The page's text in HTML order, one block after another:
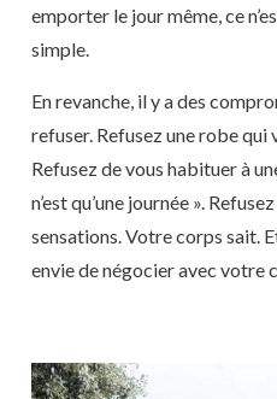
emporter le jour même, ce
simple.
En revanche, il y a des
refuser. Refusez une robe qui
Refusez de vous habituer à
n’est qu’une journée ».
sensations. Votre corps sait.
envie de négocier avec votre